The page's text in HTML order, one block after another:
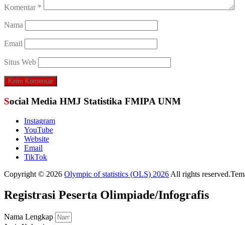
Komentar *
Nama
Email
Situs Web
Social Media HMJ Statistika FMIPA UNM
Instagram
YouTube
Website
Email
TikTok
Copyright © 2026 Olympic of statistics (OLS) 2026 All rights
Registrasi Peserta Olimpiade/Infografis
Nama Lengkap